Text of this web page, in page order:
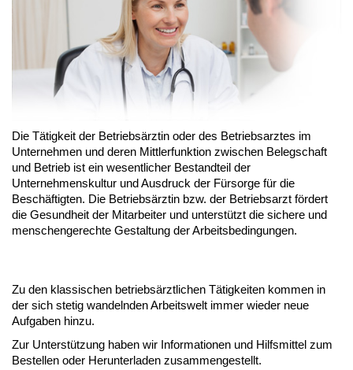
Die Tätigkeit der Betriebsärztin oder des Betriebsarztes im
Unternehmen und deren Mittlerfunktion zwischen Belegschaft
und Betrieb ist ein wesentlicher Bestandteil der
Unternehmenskultur und Ausdruck der Fürsorge für die
Beschäftigten. Die Betriebsärztin bzw. der Betriebsarzt fördert
die Gesundheit der Mitarbeiter und unterstützt die sichere und
menschengerechte Gestaltung der Arbeitsbedingungen.
Zu den klassischen betriebsärztlichen Tätigkeiten kommen in
der sich stetig wandelnden Arbeitswelt immer wieder neue
Aufgaben hinzu.
Zur Unterstützung haben wir Informationen und Hilfsmittel zum
Bestellen oder Herunterladen zusammengestellt.